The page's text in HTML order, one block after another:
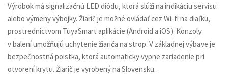
Výrobok má signalizačnú LED diódu, ktorá slúži na indikáciu servisu
alebo výmeny výbojky. Žiarič je možné ovládať cez Wi-fi na diaľku,
prostredníctvom TuyaSmart aplikácie (Android a iOS). Konzoly
v balení umožňujú uchytenie žiariča na strop. V základnej výbave je
bezpečnostná poistka, ktorá automaticky vypne zariadenie pri
otvorení krytu. Žiarič je vyrobený na Slovensku.